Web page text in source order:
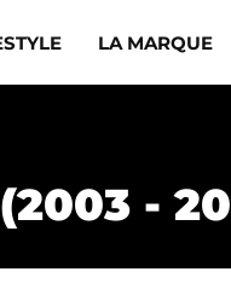
LA MARQUE
-